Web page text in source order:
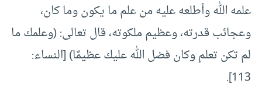
علمه الله وأطلعه عليه من علم ما يكون وما كان،
وعجائب قدرته، وعظيم ملكوته، قال تعالى: (وعلمك ما
لم تكن تعلم وكان فضل الله عليك عظيمًا) [النساء:
113].